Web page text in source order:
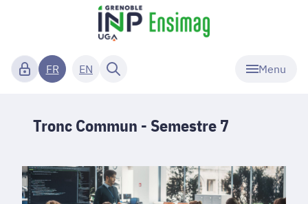
Menu
FR EN
Tronc Commun - Semestre 7